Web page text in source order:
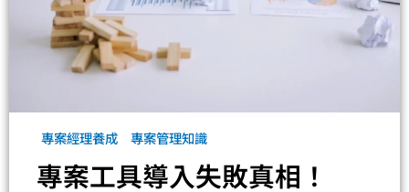
專案經理養成 專案管理知識
專案工具導入失敗真相！